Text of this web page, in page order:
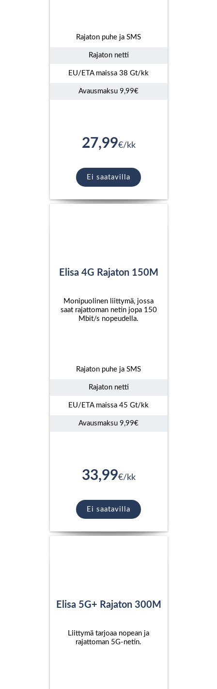
Rajaton puhe ja SMS
Rajaton netti
EU/ETA maissa 38 Gt/kk
Avausmaksu 9,99€
27,99€/kk
Ei saatavilla
Elisa 4G Rajaton 150M
Monipuolinen liittymä, jossa
saat rajattoman netin jopa 150
Mbit/s nopeudella.
Rajaton puhe ja SMS
Rajaton netti
EU/ETA maissa 45 Gt/kk
Avausmaksu 9,99€
33,99€/kk
Ei saatavilla
Elisa 5G+ Rajaton 300M
Liittymä tarjoaa nopean ja
rajattoman 5G-netin.